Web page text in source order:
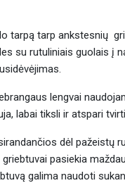
tarpą tarp ankstesnių
su rutuliniais guolais į
lengvai
labai tiksli ir atspari
dėl pažeistų
pasiekia
galima naudoti